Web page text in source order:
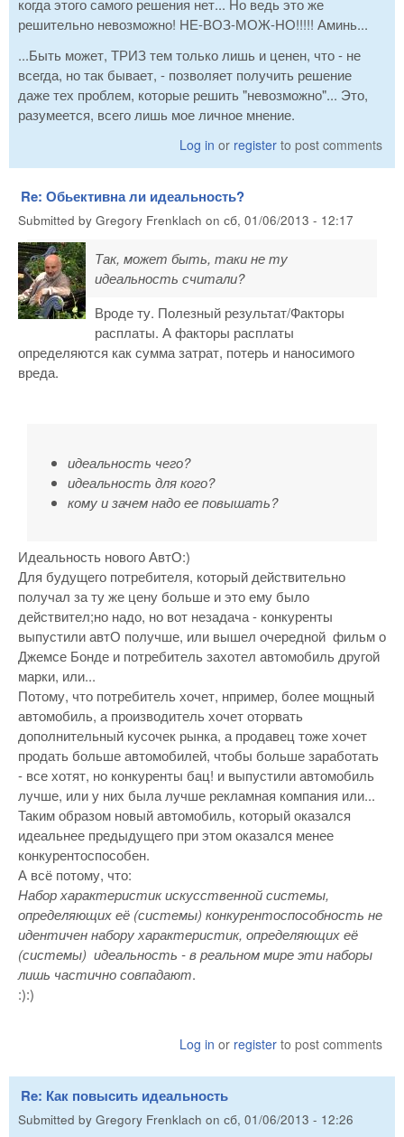
когда этого самого решения нет... Но ведь это же
решительно невозможно! НЕ-ВОЗ-МОЖ-НО!!!!! Аминь...
...Быть может, ТРИЗ тем только лишь и ценен, что - не
всегда, но так бывает, - позволяет получить решение
даже тех проблем, которые решить "невозможно"... Это,
разумеется, всего лишь мое личное мнение.
Log in or register to post comments
Re: Обьективна ли идеальность?
Submitted by Gregory Frenklach on сб, 01/06/2013 - 12:17
Так, может быть, таки не ту
идеальность считали?
Вроде ту. Полезный результат/Факторы
расплаты. А факторы расплаты
определяются как сумма затрат, потерь и наносимого
вреда.
идеальность чего?
идеальность для кого?
кому и зачем надо ее повышать?
Идеальность нового АвтО:)
Для будущего потребителя, который действительно
получал за ту же цену больше и это ему было
действител;но надо, но вот незадача - конкуренты
выпустили автО получше, или вышел очередной фильм о
Джемсе Бонде и потребитель захотел автомобиль другой
марки, или...
Потому, что потребитель хочет, нпример, более мощный
автомобиль, а производитель хочет оторвать
дополнительный кусочек рынка, а продавец тоже хочет
продать больше автомобилей, чтобы больше заработать
- все хотят, но конкуренты бац! и выпустили автомобиль
лучше, или у них была лучше рекламная компания или...
Таким образом новый автомобиль, который оказался
идеальнее предыдущего при этом оказался менее
конкурентоспособен.
А всё потому, что:
Набор характеристик искусственной системы,
определяющих её (системы) конкурентоспособность не
идентичен набору характеристик, определяющих её
(системы) идеальность - в реальном мире эти наборы
лишь частично совпадают.
:):)
Log in or register to post comments
Re: Как повысить идеальность
Submitted by Gregory Frenklach on сб, 01/06/2013 - 12:26